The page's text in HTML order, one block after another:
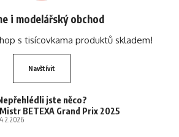
i modelářský obchod
s tisícovkama produktů skladem!
Navštívit
jste něco?
Mistr BETEXA Grand Prix 2025
4.2.2026